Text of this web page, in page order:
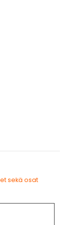
sekä osat